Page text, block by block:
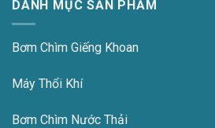
DANH MỤC SẢN PHẨM
Bơm Chìm Giếng Khoan
Máy Thổi Khí
Bơm Chìm Nước Thải